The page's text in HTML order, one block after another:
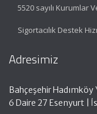
5520 sayılı Kurumlar
Sigortacılık Destek
Adresimiz
Bahçeşehir Hadımköy
6 Daire 27 Esenyurt |